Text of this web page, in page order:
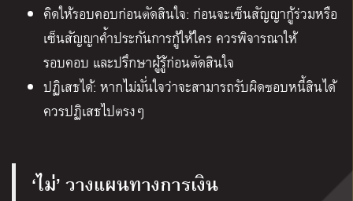
คิดให้รอบคอบก่อนตัดสินใจ: ก่อนจะเซ็นสัญญากู้ร่วมหรือ
เซ็นสัญญาค้ำประกันการกู้ให้ใคร ควรพิจารณาให้
รอบคอบ และปรึกษาผู้รู้ก่อนตัดสินใจ
ปฏิเสธได้: หากไม่มั่นใจว่าจะสามารถรับผิดชอบหนี้สินได้
ควรปฏิเสธไปตรงๆ
‘ไม่’ วางแผนทางการเงิน